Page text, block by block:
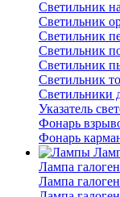
Светильник
Светильник
Светильник
Светильник
Светильник
Светильник
Светильники
Указатель
Фонарь
Фонарь
Лампа
Лампа